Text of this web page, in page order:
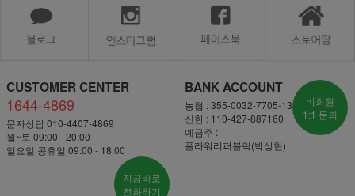
CUSTOMER CENTER
1644-4869
문자상담 010-4407-4869
월~토 09:00 - 20:00
일요일·공휴일 09:00 - 18:00
지금바로
전화하기
BANK ACCOUNT
농협 : 355-0032-7705-13
신한 : 110-427-887160
예금주 :
플라워리퍼블릭(박상현)
비회원
1:1 문의